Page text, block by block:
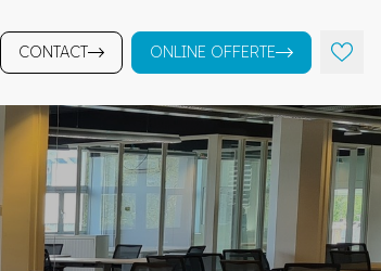
CONTACT ONLINE OFFERTE